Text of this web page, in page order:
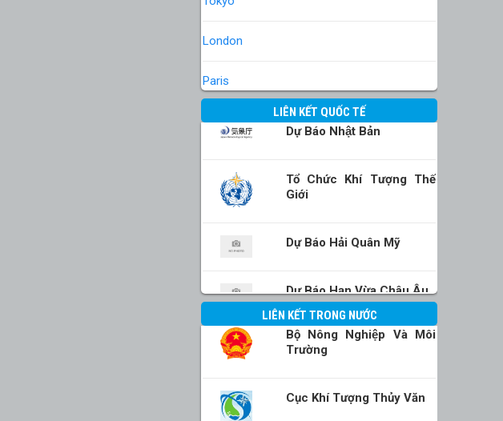
London
Paris
LIÊN KẾT QUỐC TẾ
Dự Báo Nhật Bản
Tổ Chức Khí Tượng Thế
Giới
Dự Báo Hải Quân Mỹ
Dự Báo Hạn Vừa Châu Âu
LIÊN KẾT TRONG NƯỚC
Bộ Nông Nghiệp Và Môi
Trường
Cục Khí Tượng Thủy Văn